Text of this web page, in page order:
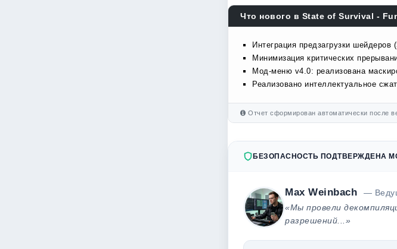
Что нового в State of Survival -
Интеграция предзагрузки
Минимизация критических
Мод-меню v4.0: реализована
Реализовано интеллектуальное
Отчет сформирован автоматически после
БЕЗОПАСНОСТЬ ПОДТВЕРЖДЕНА
Max Weinbach
—
«Мы провели
разрешений...»